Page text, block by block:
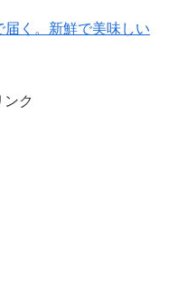
届く。新鮮で美味しい
ンク